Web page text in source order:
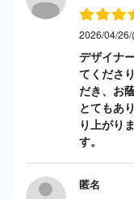
2026/04/
デザイナ
てくださ
だき、お
とてもあ
り上がり
す。
匿名